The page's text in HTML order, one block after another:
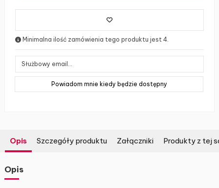
Minimalna ilość zamówienia tego produktu jest 4.
Opis Szczegóły produktu Załączniki Produkty z tej
Opis